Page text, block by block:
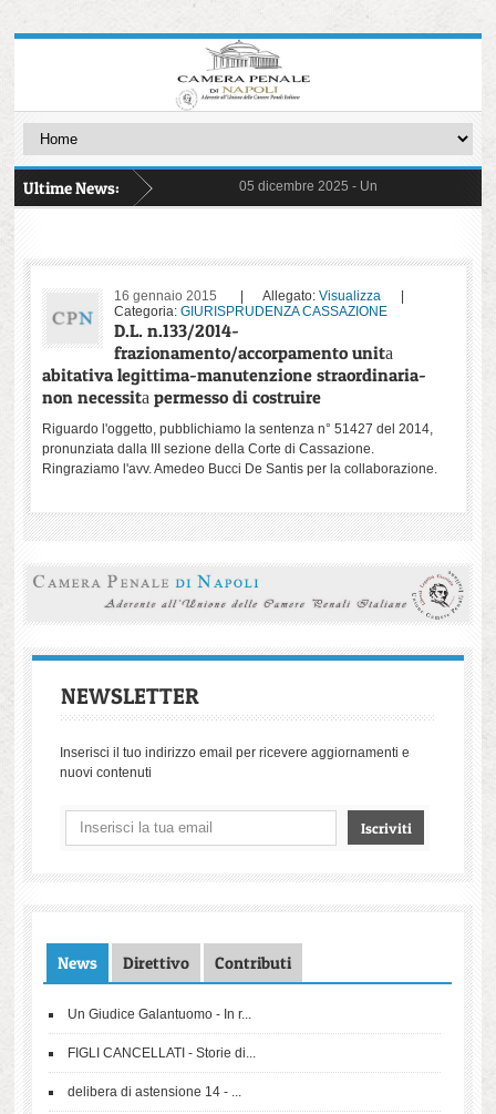
Ultime News: 05 dicembre 2025 -Un Giudice
26 giugno 2025 -ERRORI ED ORRORI -
Protocollo pene
06 maggio 2025 -il "Decreto Sicurezza" n.
17 aprile 2025 -Un viaggio per immagini
separazione e carriere
16 gennaio 2015 | Allegato:Visualizza
|
Categoria:GIURISPRUDENZA CASSAZIONE
D.L. n.133/2014-
frazionamento/accorpamento unitа
abitativa legittima-manutenzione straordinaria-
non necessitа permesso di costruire
Riguardo l'oggetto, pubblichiamo la sentenza n° 51427 del 2014,
pronunziata dalla III sezione della Corte di Cassazione.
Ringraziamo l'avv. Amedeo Bucci De Santis per la collaborazione.
NEWSLETTER
Inserisci il tuo indirizzo email per ricevere aggiornamenti e
nuovi contenuti
News Direttivo Contributi
Un Giudice Galantuomo - In r...
FIGLI CANCELLATI - Storie di...
delibera di astensione 14 - ...